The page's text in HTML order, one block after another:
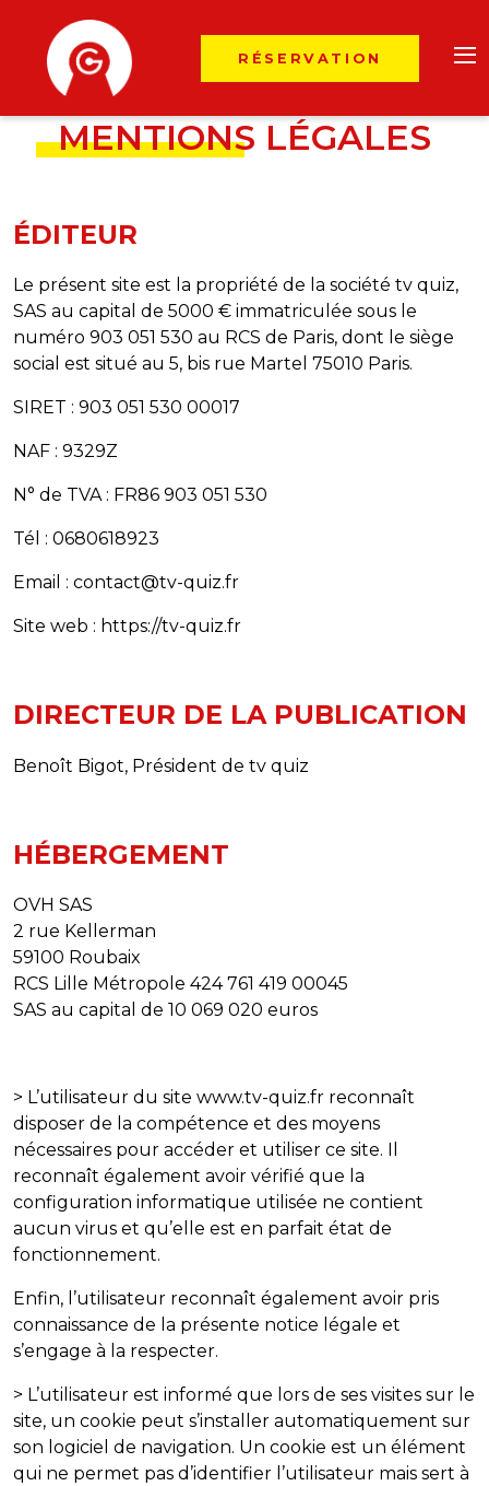
RÉSERVATION
MENTIONS LÉGALES
ÉDITEUR
Le présent site est la propriété de la société tv quiz,
SAS au capital de 5000 € immatriculée sous le
numéro 903 051 530 au RCS de Paris, dont le siège
social est situé au 5, bis rue Martel 75010 Paris.
SIRET : 903 051 530 00017
NAF : 9329Z
N° de TVA : FR86 903 051 530
Tél : 0680618923
Email : contact@tv-quiz.fr
Site web : https://tv-quiz.fr
DIRECTEUR DE LA PUBLICATION
Benoît Bigot, Président de tv quiz
HÉBERGEMENT
OVH SAS
2 rue Kellerman
59100 Roubaix
RCS Lille Métropole 424 761 419 00045
SAS au capital de 10 069 020 euros
> L’utilisateur du site www.tv-quiz.fr reconnaît
disposer de la compétence et des moyens
nécessaires pour accéder et utiliser ce site. Il
reconnaît également avoir vérifié que la
configuration informatique utilisée ne contient
aucun virus et qu’elle est en parfait état de
fonctionnement.
Enfin, l’utilisateur reconnaît également avoir pris
connaissance de la présente notice légale et
s’engage à la respecter.
> L’utilisateur est informé que lors de ses visites sur le
site, un cookie peut s’installer automatiquement sur
son logiciel de navigation. Un cookie est un élément
qui ne permet pas d’identifier l’utilisateur mais sert à